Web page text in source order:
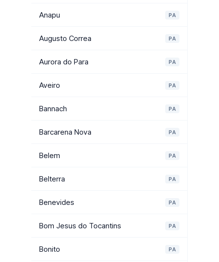
Anapu PA
Augusto Correa PA
Aurora do Para PA
Aveiro PA
Bannach PA
Barcarena Nova PA
Belem PA
Belterra PA
Benevides PA
Bom Jesus do Tocantins PA
Bonito PA